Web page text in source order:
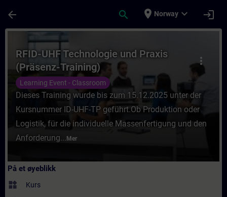
arrow_back search place Norway expand_more login
Kurs - RFID-UHF Technologie und
more_vert
RFID-UHF Technologie und Praxis
(Präsenz-Training)
Learning Event - Classroom
Dieses Training wurde bis zum 15.12.2025 unter der
Kursnummer ID-UHF-TP geführt.Ob Produktion oder
Logistik, für die individuelle Massenfertigung und den
Anforderung... Mer
På et øyeblikk
widgets Kurs